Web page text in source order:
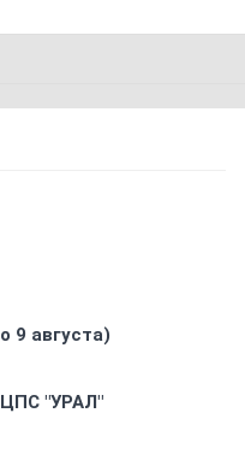
9 августа)
ЦПС "УРАЛ"